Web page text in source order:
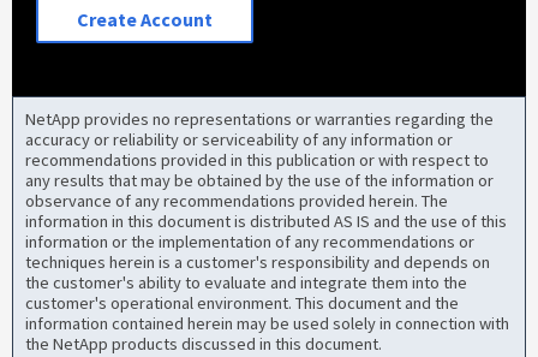
Create Account
NetApp provides no representations or warranties regarding the
accuracy or reliability or serviceability of any information or
recommendations provided in this publication or with respect to
any results that may be obtained by the use of the information or
observance of any recommendations provided herein. The
information in this document is distributed AS IS and the use of this
information or the implementation of any recommendations or
techniques herein is a customer's responsibility and depends on
the customer's ability to evaluate and integrate them into the
customer's operational environment. This document and the
information contained herein may be used solely in connection with
the NetApp products discussed in this document.